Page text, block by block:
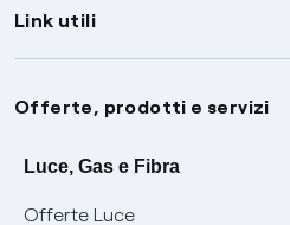
Link utili
Assistenza
Avvisi
SOS luce e gas
Servizi
Offerte, prodotti e servizi
Luce, Gas e Fibra
Offerte Luce